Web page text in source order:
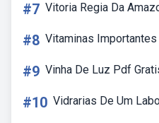
#7 Vitoria Regia Da
#8 Vitaminas Importantes
#9 Vinha De Luz Pdf
#10 Vidrarias De Um